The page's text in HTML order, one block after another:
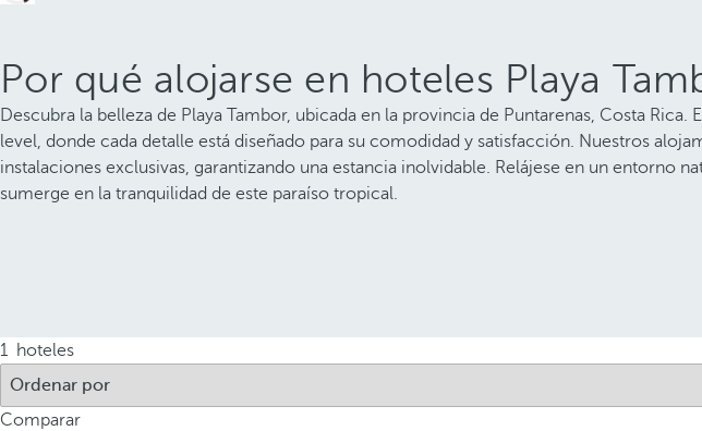
Por qué alojarse en hoteles Playa
Descubra la belleza de Playa Tambor, ubicada en la provincia de Puntarenas, Costa
level, donde cada detalle está diseñado para su comodidad y satisfacción. Nuestros
instalaciones exclusivas, garantizando una estancia inolvidable. Relájese en un entorno
sumerge en la tranquilidad de este paraíso tropical.
1 hoteles
Comparar